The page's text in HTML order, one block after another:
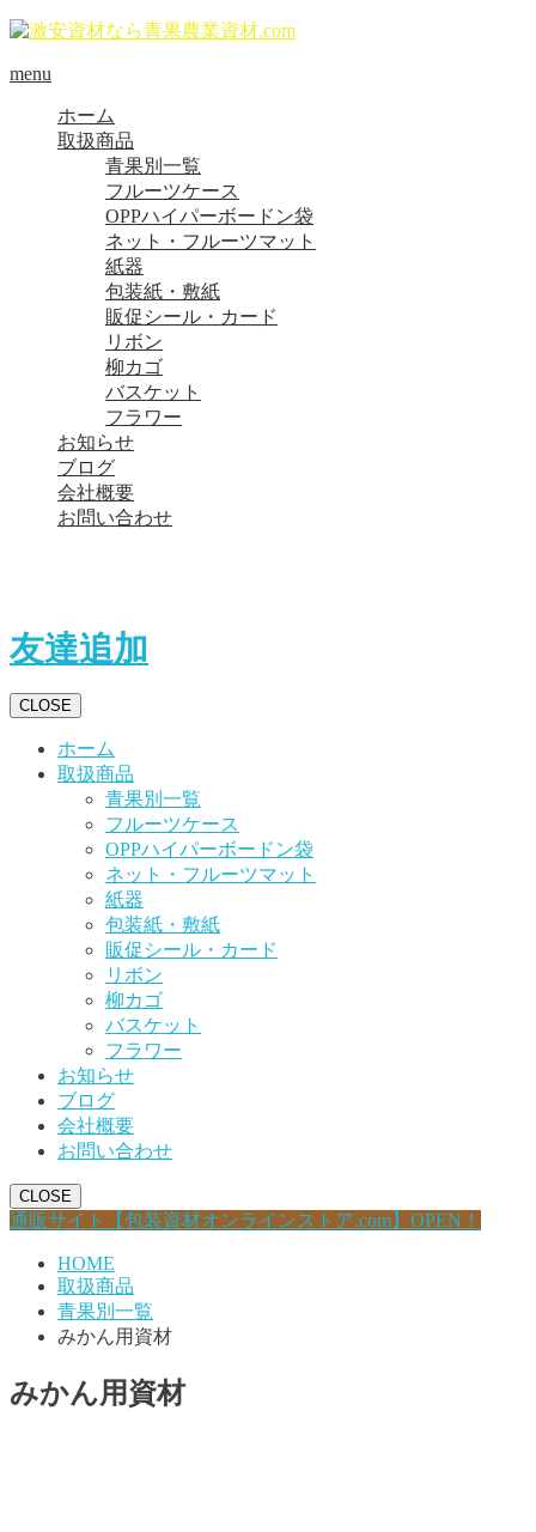
menu
ホーム
取扱商品
青果別一覧
フルーツケース
OPPハイパーボードン袋
ネット・フルーツマット
紙器
包装紙・敷紙
販促シール・カード
リボン
柳カゴ
バスケット
フラワー
お知らせ
ブログ
会社概要
お問い合わせ
友達追加
CLOSE
ホーム
取扱商品
青果別一覧
フルーツケース
OPPハイパーボードン袋
ネット・フルーツマット
紙器
包装紙・敷紙
販促シール・カード
リボン
柳カゴ
バスケット
フラワー
お知らせ
ブログ
会社概要
お問い合わせ
CLOSE
通販サイト【包装資材オンラインストア.com】OPEN！
HOME
取扱商品
青果別一覧
みかん用資材
みかん用資材